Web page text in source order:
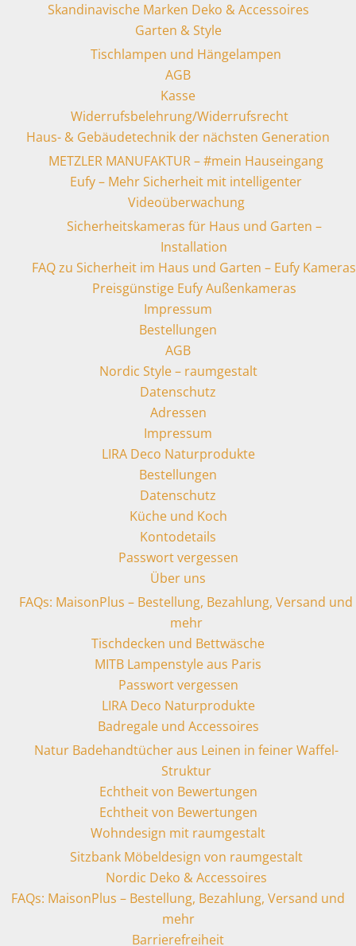
Skandinavische Marken Deko & Accessoires
Garten & Style
Tischlampen und Hängelampen
AGB
Kasse
Widerrufsbelehrung/Widerrufsrecht
Haus- & Gebäudetechnik der nächsten Generation
METZLER MANUFAKTUR – #mein Hauseingang
Eufy – Mehr Sicherheit mit intelligenter
Videoüberwachung
Sicherheitskameras für Haus und Garten –
Installation
FAQ zu Sicherheit im Haus und Garten – Eufy Kameras
Preisgünstige Eufy Außenkameras
Impressum
Bestellungen
AGB
Nordic Style – raumgestalt
Datenschutz
Adressen
Impressum
LIRA Deco Naturprodukte
Bestellungen
Datenschutz
Küche und Koch
Kontodetails
Passwort vergessen
Über uns
FAQs: MaisonPlus – Bestellung, Bezahlung, Versand und
mehr
Tischdecken und Bettwäsche
MITB Lampenstyle aus Paris
Passwort vergessen
LIRA Deco Naturprodukte
Badregale und Accessoires
Natur Badehandtücher aus Leinen in feiner Waffel-
Struktur
Echtheit von Bewertungen
Echtheit von Bewertungen
Wohndesign mit raumgestalt
Sitzbank Möbeldesign von raumgestalt
Nordic Deko & Accessoires
FAQs: MaisonPlus – Bestellung, Bezahlung, Versand und
mehr
Barrierefreiheit